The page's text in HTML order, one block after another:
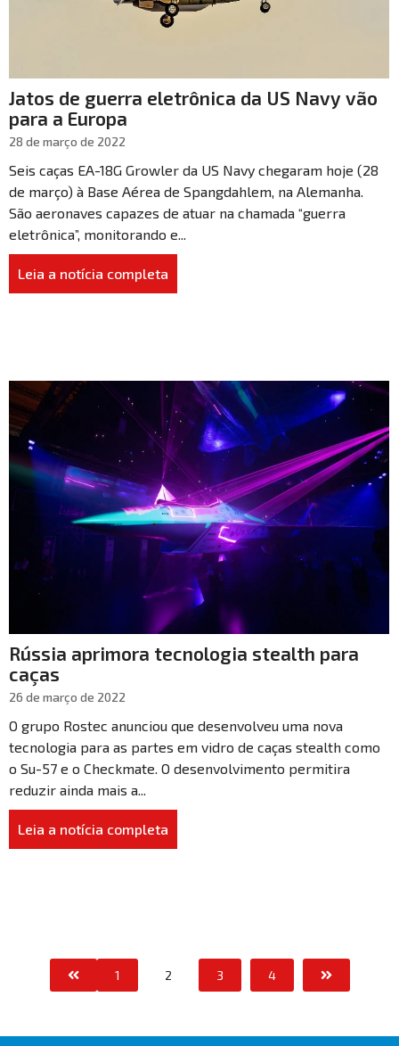
Jatos de guerra eletrônica da US Navy vão
para a Europa
28 de março de 2022
Seis caças EA-18G Growler da US Navy chegaram hoje (28
de março) à Base Aérea de Spangdahlem, na Alemanha.
São aeronaves capazes de atuar na chamada “guerra
eletrônica”, monitorando e...
Leia a notícia completa
Rússia aprimora tecnologia stealth para
caças
26 de março de 2022
O grupo Rostec anunciou que desenvolveu uma nova
tecnologia para as partes em vidro de caças stealth como
o Su-57 e o Checkmate. O desenvolvimento permitira
reduzir ainda mais a...
Leia a notícia completa
1 2 3 4